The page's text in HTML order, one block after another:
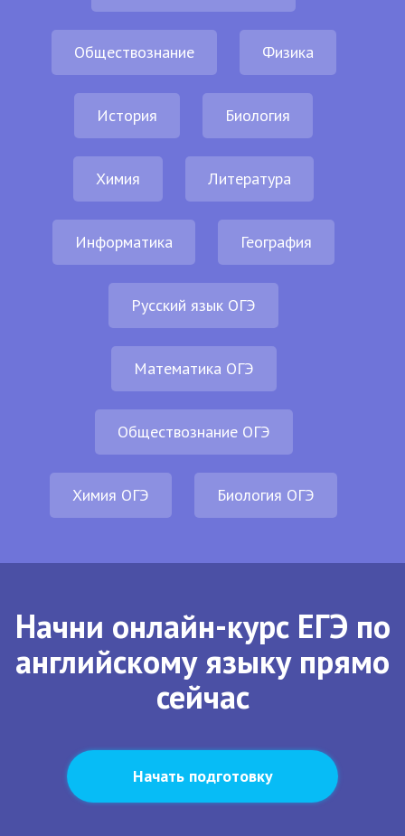
Обществознание Физика
История Биология
Химия Литература
Информатика География
Русский язык ОГЭ
Математика ОГЭ
Обществознание ОГЭ
Химия ОГЭ Биология ОГЭ
Начни онлайн-курс ЕГЭ по
английскому языку прямо
сейчас
Начать подготовку